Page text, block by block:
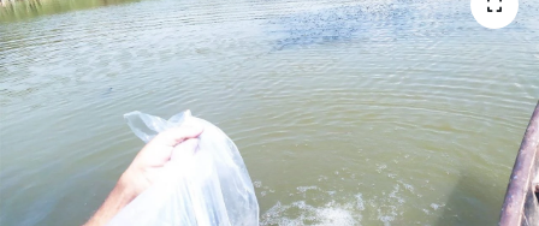
EKONOMİ
GENEL
GÜNDEM
HABERDE İNSAN
Son Dakika Haberleri
Haber Arşivi